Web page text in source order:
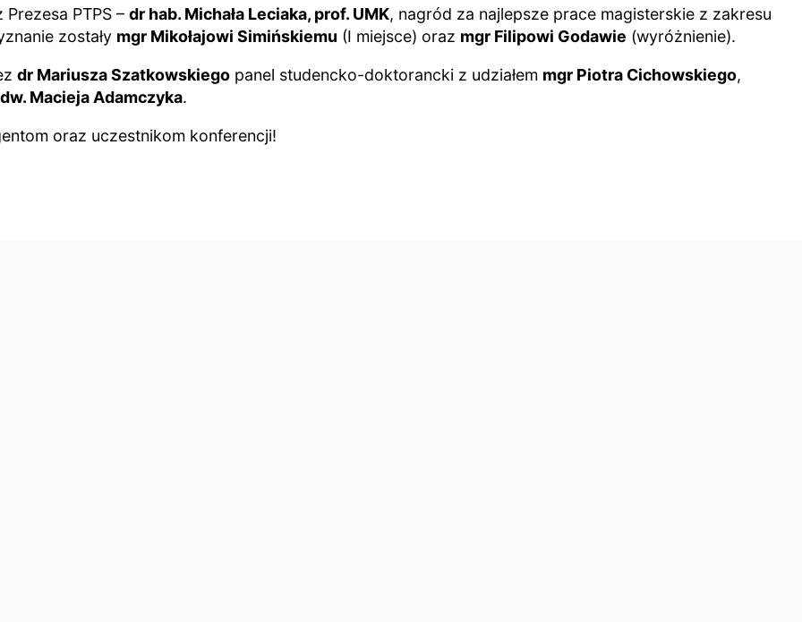
Prezesa PTPS –dr hab. Michała Leciaka, prof. UMK, nagród za najlepsze prace magisterskie z zakresu
zostały mgr Mikołajowi Simińskiemu (I miejsce) oraz mgr Filipowi Godawie (wyróżnienie).
dr Mariusza Szatkowskiego panel studencko-doktorancki z udziałem mgr Piotra Cichowskiego,
Macieja Adamczyka.
oraz uczestnikom konferencji!